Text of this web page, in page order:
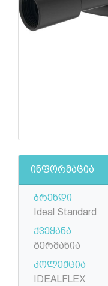
ინფორმაცია
ბრენდი
Ideal Standard
ქვეყანა
გერმანია
კოლექცია
IDEALFLEX